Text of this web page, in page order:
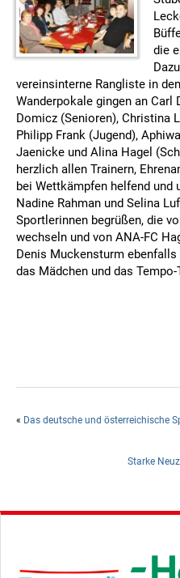
die
vereinsinterne Rangliste in
Wanderpokale gingen an Carl
Domicz (Senioren), Christina
Philipp Frank (Jugend),
Jaenicke und Alina Hagel
herzlich allen Trainern,
bei Wettkämpfen helfend und
Nadine Rahman und Selina
Sportlerinnen begrüßen, die
wechseln und von ANA-FC
Denis Muckensturm
das Mädchen und das
« Das deutsche und österreichische
Starke